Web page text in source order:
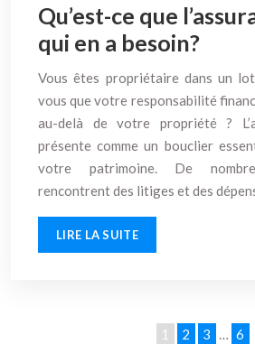
Qu’est-ce que
qui en a besoin?
Vous êtes propriétaire dans un
vous que votre responsabilité
au-delà de votre propriété ?
présente comme un bouclier
votre patrimoine. De
rencontrent des litiges et des
LIRE LA SUITE
1 2 3 … 6